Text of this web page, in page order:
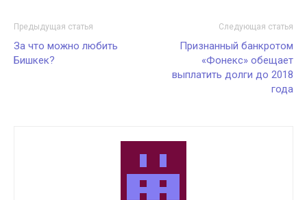
Предыдущая статья
За что можно любить
Бишкек?
Следующая статья
Признанный банкротом
«Фонекс» обещает
выплатить долги до 2018
года